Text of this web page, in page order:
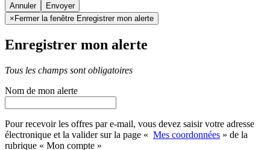
Annuler
× Fermer la fenêtre Enregistrer mon alerte
Enregistrer mon alerte
Tous les champs sont obligatoires
Nom de mon alerte
Pour recevoir les offres par e-mail, vous devez saisir votre adresse
électronique et la valider sur la page « Mes coordonnées » de la
rubrique « Mon compte »